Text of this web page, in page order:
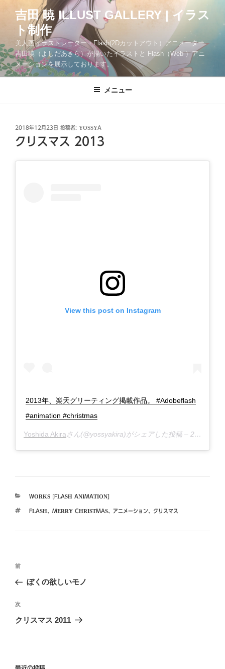
ツ
へ
ス
吉田 暁 ILLUST GALLERY | イラス
ト制作
美人画イラストレーター・Flash(2Dカットアウト）アニメーター
吉田暁（よしだあきら）が描いたイラストと Flash（Web ）アニ
メーションを展示しております。
メニュー
投
稿
日:
2018年12月23日 投稿者: YOSSYA
クリスマス 2013
View this post on Instagram
2013年、楽天グリーティング掲載作品。 #Adobeflash
#animation #christmas
Yoshida Akiraさん(@yossyakira)がシェアした投稿 – 2018年12月月22日午後6時35分PST
カ
ゴ
WORKS [FLASH ANIMATION]
タ
FLASH、 MERRY CHRISTMAS、 アニメーション、 クリスマス
投
ビ
ゲ
前
の
稿
前
ぼくの欲しいモノ
次
の
次
クリスマス 2011